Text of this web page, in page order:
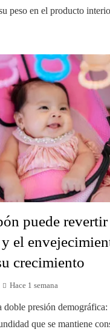
peso en el producto
puede
el
crecimiento
Hace 1 semana
doble presión
que se mantiene